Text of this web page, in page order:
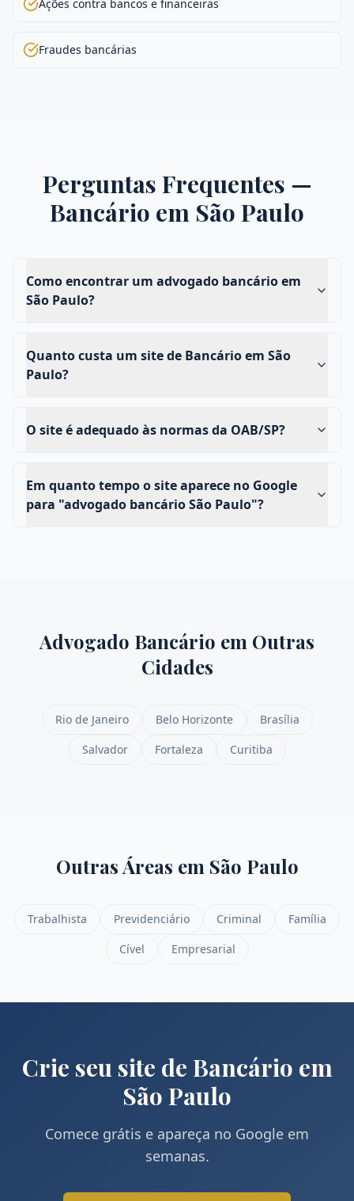
Ações contra bancos e financeiras
Fraudes bancárias
Perguntas Frequentes —
Bancário em São Paulo
Como encontrar um advogado bancário em
São Paulo?
Quanto custa um site de Bancário em São
Paulo?
O site é adequado às normas da OAB/SP?
Em quanto tempo o site aparece no Google
para "advogado bancário São Paulo"?
Advogado Bancário em Outras
Cidades
Rio de Janeiro Belo Horizonte
Brasília
Salvador
Fortaleza Curitiba
Outras Áreas em São Paulo
Trabalhista Previdenciário Criminal
Família
Cível
Empresarial
Crie seu site de Bancário em
São Paulo
Comece grátis e apareça no Google em
semanas.